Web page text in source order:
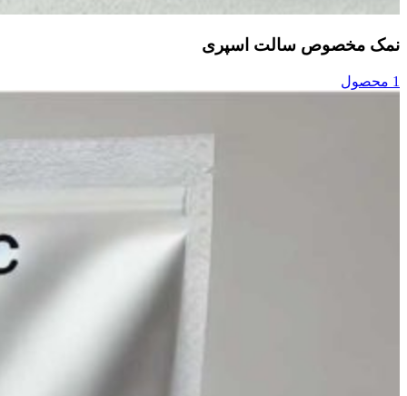
نمک مخصوص سالت اسپری
1 محصول